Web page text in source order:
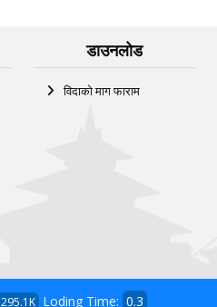
डाउनलोड
विदाको माग फाराम
295.1K Loding Time: 0.3